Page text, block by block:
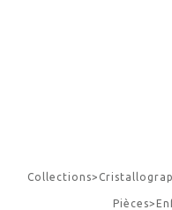
Collections>
Pièces>